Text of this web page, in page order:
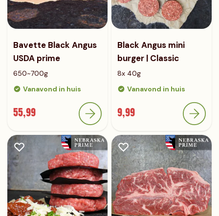
Bavette Black Angus
USDA prime
650~700g
Vanavond in huis
55,99
Black Angus mini
burger | Classic
8x 40g
Vanavond in huis
9,99